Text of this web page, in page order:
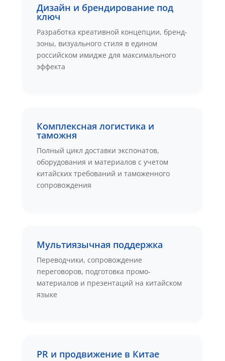
Дизайн и брендирование под
ключ
Разработка креативной концепции, бренд-
зоны, визуального стиля в едином
российском имидже для максимального
эффекта
Комплексная логистика и
таможня
Полный цикл доставки экспонатов,
оборудования и материалов с учетом
китайских требований и таможенного
сопровождения
Мультиязычная поддержка
Переводчики, сопровождение
переговоров, подготовка промо-
материалов и презентаций на китайском
языке
PR и продвижение в Китае